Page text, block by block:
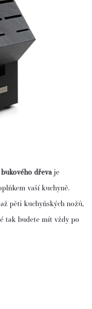
dřeva je
vaší kuchyně.
pěti kuchyňských nožů,
tak budete mít vždy po